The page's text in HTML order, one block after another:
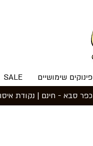
פינוקים שימושיים SALE